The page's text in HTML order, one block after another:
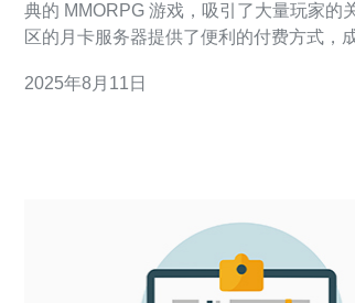
典的 MMORPG 游戏，吸引了大量玩家的关注。
区的月卡服务器提供了便利的付费方式，
提供一份详尽的指南。 了解这些内容，能帮助您更好地体
2025年8月11日